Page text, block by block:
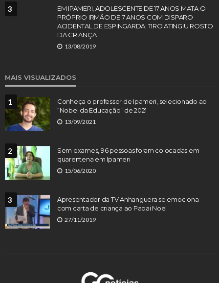
3
EM IPAMERI, ADOLESCENTE DE 17 ANOS MATA O
PRÓPRIO IRMÃO DE 7 ANOS COM DISPARO
ACIDENTAL DE ESPINGARDA; TIRO ATINGIU ROSTO
DA CRIANÇA
13/08/2019
MAIS VISUALIZADOS
1
Conheça o professor de Ipameri, selecionado ao
“Nobel da Educação” de 2021
13/09/2021
2
Sem exames, 96 pessoas foram colocadas em
quarentena em Ipameri
15/06/2020
3
Apresentador da TV Anhanguera se emociona
com carta de criança ao Papai Noel
27/11/2019